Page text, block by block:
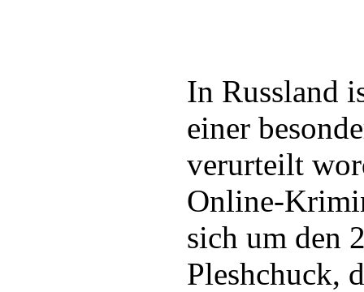
In Russland
einer
verurteilt
Online-
sich um den
Pleshchuck,